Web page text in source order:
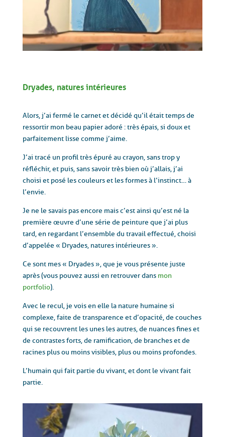
Dryades, natures intérieures
Alors, j’ai fermé le carnet et décidé qu’il était temps de
ressortir mon beau papier adoré : très épais, si doux et
parfaitement lisse comme j’aime.
J’ai tracé un profil très épuré au crayon, sans trop y
réfléchir, et puis, sans savoir très bien où j’allais, j’ai
choisi et posé les couleurs et les formes à l’instinct… à
l’envie.
Je ne le savais pas encore mais c’est ainsi qu’est né la
première œuvre d’une série de peinture que j’ai plus
tard, en regardant l’ensemble du travail effectué, choisi
d’appelée « Dryades, natures intérieures ».
Ce sont mes « Dryades », que je vous présente juste
après (vous pouvez aussi en retrouver dans mon
portfolio).
Avec le recul, je vois en elle la nature humaine si
complexe, faite de transparence et d’opacité, de couches
qui se recouvrent les unes les autres, de nuances fines et
de contrastes forts, de ramification, de branches et de
racines plus ou moins visibles, plus ou moins profondes.
L’humain qui fait partie du vivant, et dont le vivant fait
partie.